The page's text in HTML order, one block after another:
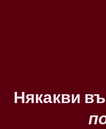
Някакви